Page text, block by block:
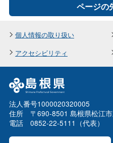
ページの
個人情報の取り扱い
アクセシビリティ
法人番号1000020320005
住所 〒690-8501 島根県松江
電話 0852-22-5111（代表）